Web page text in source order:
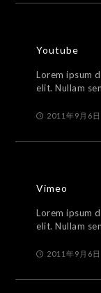
Youtube
Lorem ipsum
elit. Nullam
2011年9月6日
Vimeo
Lorem ipsum
elit. Nullam
2011年9月6日